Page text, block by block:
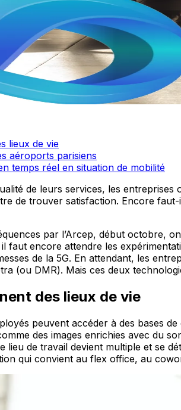
lieux de vie
aéroports parisiens
temps réel en situation de mobilité
de leurs services, les
de trouver satisfaction. Encore
par l’Arcep, début octobre,
faut encore attendre les
de la 5G. En attendant, les
(ou DMR). Mais ces deux
des lieux de vie
peuvent accéder à des bases
des images enrichies avec du
lieu de travail devient multiple et se
qui convient au flex office, au